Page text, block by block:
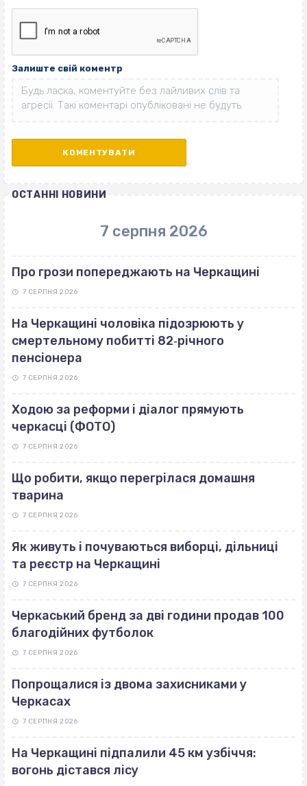
Залиште свій коментр
ОСТАННІ НОВИНИ
7 серпня 2026
Про грози попереджають на Черкащині
7 СЕРПНЯ 2026
На Черкащині чоловіка підозрюють у
смертельному побитті 82‐річного
пенсіонера
7 СЕРПНЯ 2026
Ходою за реформи і діалог прямують
черкасці (ФОТО)
7 СЕРПНЯ 2026
Що робити, якщо перегрілася домашня
тварина
7 СЕРПНЯ 2026
Як живуть і почуваються виборці, дільниці
та реєстр на Черкащині
7 СЕРПНЯ 2026
Черкаський бренд за дві години продав 100
благодійних футболок
7 СЕРПНЯ 2026
Попрощалися із двома захисниками у
Черкасах
7 СЕРПНЯ 2026
На Черкащині підпалили 45 км узбіччя:
вогонь дістався лісу